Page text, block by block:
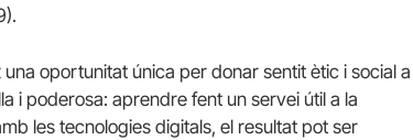
oportunitat única per donar sentit ètic i social a
i poderosa: aprendre fent un servei útil a la
les tecnologies digitals, el resultat pot ser